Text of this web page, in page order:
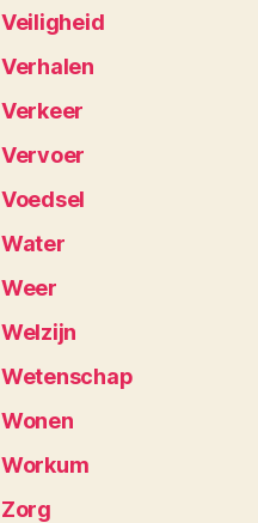
Veiligheid
Verhalen
Verkeer
Vervoer
Voedsel
Water
Weer
Welzijn
Wetenschap
Wonen
Workum
Zorg